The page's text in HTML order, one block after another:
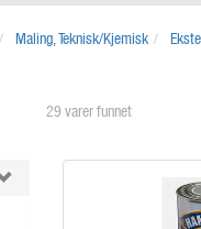
Maling, Teknisk/Kjemisk
29 varer funnet